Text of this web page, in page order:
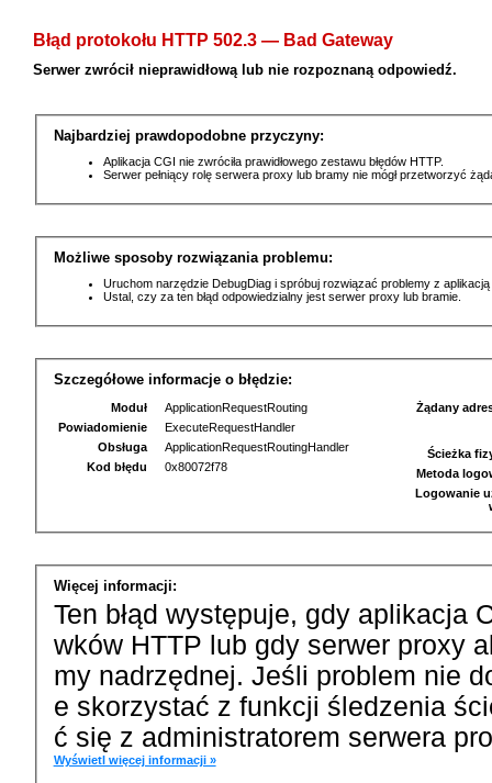
Błąd protokołu HTTP 502.3 — Bad Gateway
Serwer zwrócił nieprawidłową lub nie rozpoznaną odpowiedź.
Najbardziej prawdopodobne przyczyny:
Aplikacja CGI nie zwróciła prawidłowego zestawu błędów HTTP.
Serwer pełniący rolę serwera proxy lub bramy nie mógł przetworzyć
Możliwe sposoby rozwiązania problemu:
Uruchom narzędzie DebugDiag i spróbuj rozwiązać problemy z
Ustal, czy za ten błąd odpowiedzialny jest serwer proxy lub bramie.
Szczegółowe informacje o błędzie:
Moduł
ApplicationRequestRouting
Powiadomienie
ExecuteRequestHandler
Obsługa
ApplicationRequestRoutingHandler
Kod błędu
0x80072f78
Żądany
Ścieżka
Metoda
Logowanie
Więcej informacji:
Ten błąd występuje, gdy aplikacja
wków HTTP lub gdy serwer proxy
my nadrzędnej. Jeśli problem nie
e skorzystać z funkcji śledzenia
ć się z administratorem serwera
Wyświetl więcej informacji »